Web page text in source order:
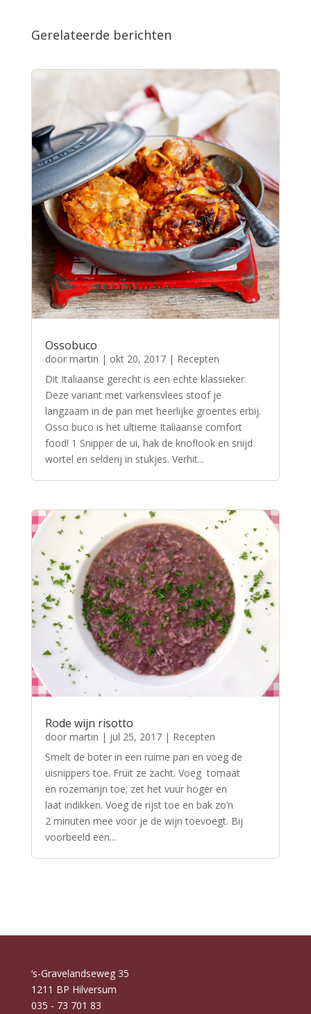
Gerelateerde berichten
Ossobuco
door martin | okt 20, 2017| Recepten
Dit Italiaanse gerecht is een echte klassieker.
Deze variant met varkensvlees stoof je
langzaam in de pan met heerlijke groentes erbij.
Osso buco is het ultieme Italiaanse comfort
food! 1 Snipper de ui, hak de knoflook en snijd
wortel en selderij in stukjes. Verhit...
Rode wijn risotto
door martin | jul 25, 2017| Recepten
Smelt de boter in een ruime pan en voeg de
uisnippers toe. Fruit ze zacht. Voeg tomaat
en rozemarijn toe; zet het vuur hoger en
laat indikken. Voeg de rijst toe en bak zo’n
2 minuten mee voor je de wijn toevoegt. Bij
voorbeeld een...
‘s-Gravelandseweg 35
1211 BP Hilversum
035 - 73 701 83